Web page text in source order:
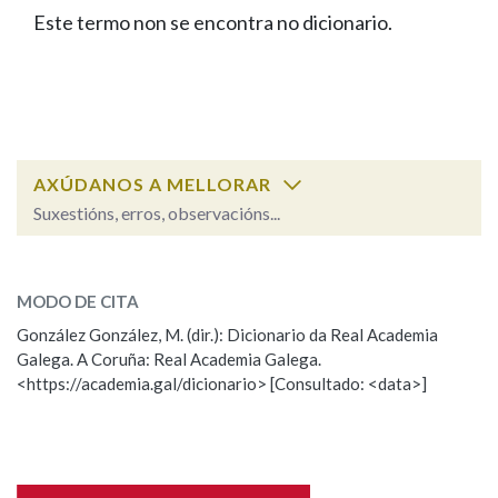
FIGURAS HOMENAXEADAS
PORTAL DAS PALABRAS
Facebook
TwitterYoutubeInstagram
Bluesky
BUSCAR NOS LEMAS
Remata por
BUSCAR NO CONTIDO
Nas definicións
Este termo non se encontra no dicionario.
AXÚDANOS A MELLORAR
Suxestións, erros, observacións...
Observación
Nome
MODO DE CITA
González González, M. (dir.): Dicionario da Real Academia
Galega. A Coruña: Real Academia Galega.
<https://academia.gal/dicionario> [Consultado: <data>]